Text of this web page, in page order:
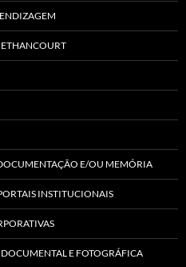
E/OU MEMÓRIA
INSTITUCIONAIS
E FOTOGRÁFICA